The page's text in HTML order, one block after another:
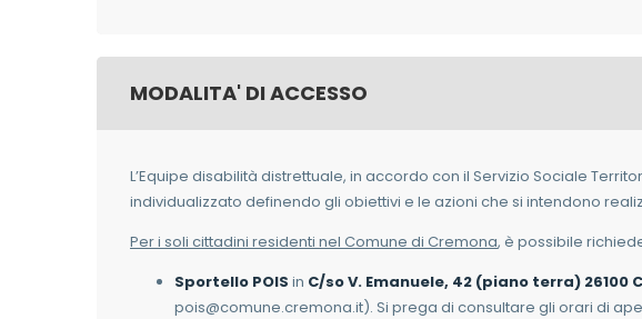
MODALITA' DI ACCESSO
L’Equipe disabilità distrettuale, in accordo con il Servizio Sociale
individualizzato definendo gli obiettivi e le azioni che si intendono
Per i soli cittadini residenti nel Comune di Cremona, è possibile
Sportello POIS in C/so V. Emanuele, 42 (piano terra) 26100
pois@comune.cremona.it). Si prega di consultare gli orari di